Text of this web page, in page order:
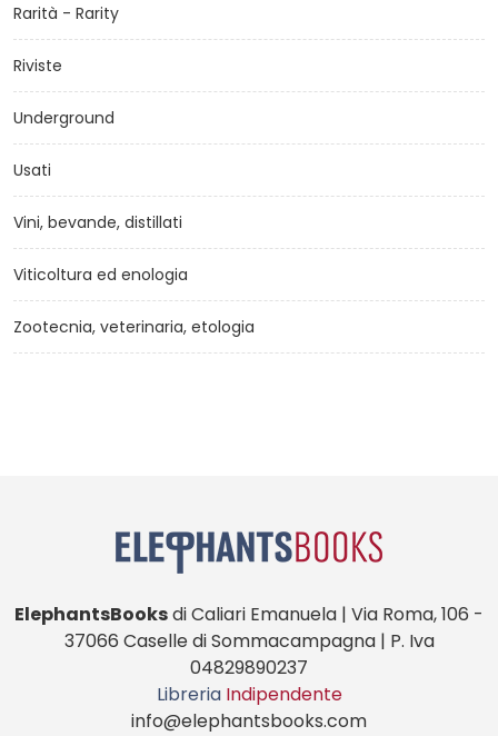
Rarità - Rarity
Riviste
Underground
Usati
Vini, bevande, distillati
Viticoltura ed enologia
Zootecnia, veterinaria, etologia
ElephantsBooksdi Caliari Emanuela | Via Roma, 106 -
37066 Caselle di Sommacampagna | P. Iva
04829890237
Libreria Indipendente
info@elephantsbooks.com